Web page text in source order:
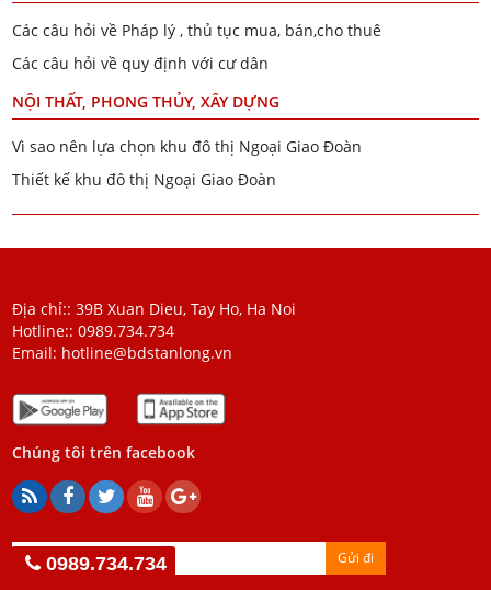
Các câu hỏi về Pháp lý , thủ tục mua, bán,cho thuê
Các câu hỏi về quy định với cư dân
NỘI THẤT, PHONG THỦY, XÂY DỰNG
Vì sao nên lựa chọn khu đô thị Ngoại Giao Đoàn
Thiết kế khu đô thị Ngoại Giao Đoàn
Địa chỉ:: 39B Xuan Dieu, Tay Ho, Ha Noi
Hotline::0989.734.734
Email: hotline@bdstanlong.vn
Chúng tôi trên facebook
Gửi đi
0989.734.734